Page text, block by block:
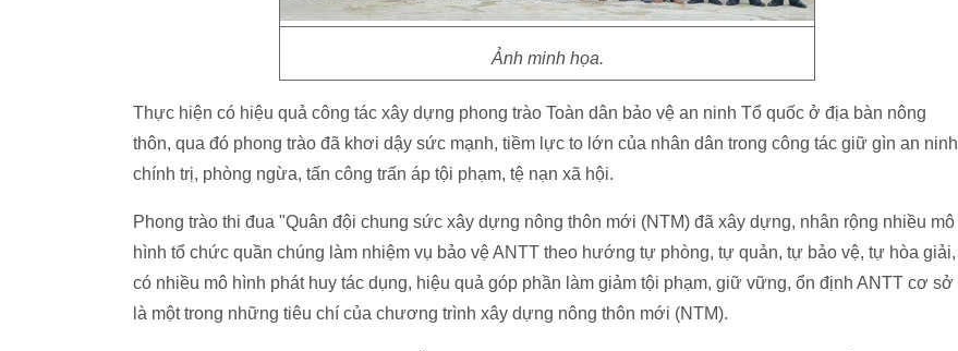
Ảnh minh họa.
Thực hiện có hiệu quả công tác xây dựng phong trào Toàn dân bảo vệ an ninh Tổ quốc ở địa bàn nông
thôn, qua đó phong trào đã khơi dậy sức mạnh, tiềm lực to lớn của nhân dân trong công tác giữ gìn an ninh
chính trị, phòng ngừa, tấn công trấn áp tội phạm, tệ nạn xã hội.
Phong trào thi đua "Quân đội chung sức xây dựng nông thôn mới (NTM) đã xây dựng, nhân rộng nhiều mô
hình tổ chức quần chúng làm nhiệm vụ bảo vệ ANTT theo hướng tự phòng, tự quản, tự bảo vệ, tự hòa giải,
có nhiều mô hình phát huy tác dụng, hiệu quả góp phần làm giảm tội phạm, giữ vững, ổn định ANTT cơ sở
là một trong những tiêu chí của chương trình xây dựng nông thôn mới (NTM).